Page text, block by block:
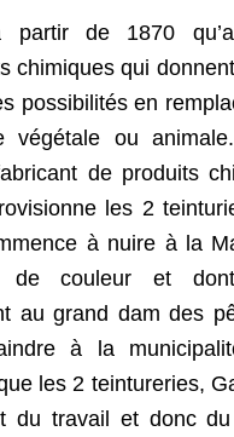
partir de 1870
chimiques qui
possibilités en
végétale ou
de produits
les 2
à nuire à la
de couleur et
au grand dam des
à la
les 2 teintureries,
du travail et donc